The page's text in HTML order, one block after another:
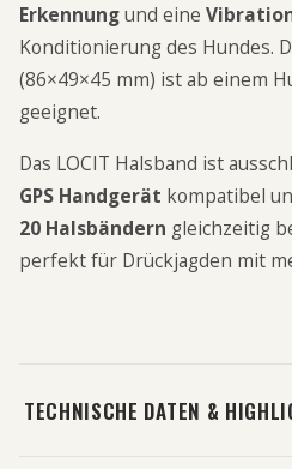
Erkennungund eine
Konditionierung des Hundes.
(86×49×45 mm) ist ab einem
geeignet.
Das LOCIT Halsband ist
GPS Handgerät kompatibel
20 Halsbändern gleichzeitig
perfekt für Drückjagden mit
TECHNISCHE DATEN &